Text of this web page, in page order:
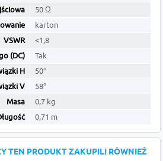
50 Ω
karton
VSWR
<1,8
(DC)
Tak
H
50°
V
58°
Masa
0,7 kg
0,71 m
TEN PRODUKT ZAKUPILI RÓWNIEŻ